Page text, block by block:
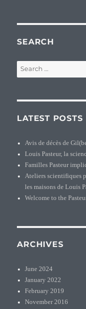
ancienne
mention
du
(1336)
SEARCH
Search
for:
LATEST POSTS
Avis de décès de
Louis Pasteur, la
Familles Pasteur
Ateliers scientifiques
les maisons de Louis
Welcome to the
ARCHIVES
June 2024
January 2022
February 2019
November 2016